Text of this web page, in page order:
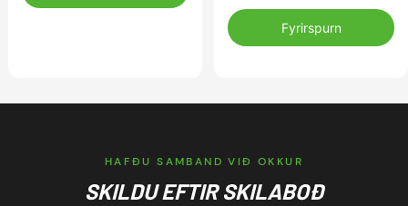
Þjálfun <00000000>
Sérsniðin klippa & Sew
Football einkennisbúning
Fyrirspurn
HAFÐU SAMBAND VIÐ OKKUR
SKILDU EFTIR SKILABOÐ